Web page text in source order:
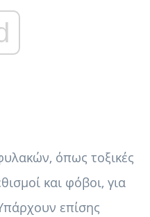
όπως τοξικές
και φόβοι, για
επίσης